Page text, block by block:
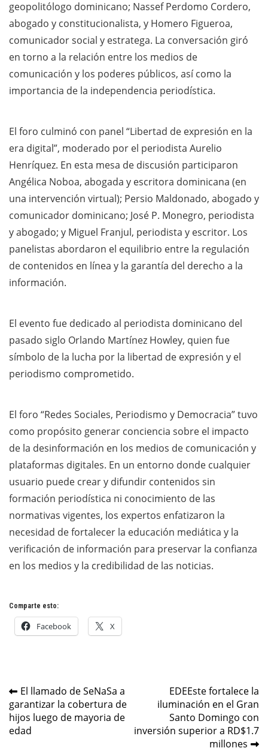
geopolitólogo dominicano; Nassef Perdomo Cordero,
abogado y constitucionalista, y Homero Figueroa,
comunicador social y estratega. La conversación giró
en torno a la relación entre los medios de
comunicación y los poderes públicos, así como la
importancia de la independencia periodística.
El foro culminó con panel “Libertad de expresión en la
era digital”, moderado por el periodista Aurelio
Henríquez. En esta mesa de discusión participaron
Angélica Noboa, abogada y escritora dominicana (en
una intervención virtual); Persio Maldonado, abogado y
comunicador dominicano; José P. Monegro, periodista
y abogado; y Miguel Franjul, periodista y escritor. Los
panelistas abordaron el equilibrio entre la regulación
de contenidos en línea y la garantía del derecho a la
información.
El evento fue dedicado al periodista dominicano del
pasado siglo Orlando Martínez Howley, quien fue
símbolo de la lucha por la libertad de expresión y el
periodismo comprometido.
El foro “Redes Sociales, Periodismo y Democracia” tuvo
como propósito generar conciencia sobre el impacto
de la desinformación en los medios de comunicación y
plataformas digitales. En un entorno donde cualquier
usuario puede crear y difundir contenidos sin
formación periodística ni conocimiento de las
normativas vigentes, los expertos enfatizaron la
necesidad de fortalecer la educación mediática y la
verificación de información para preservar la confianza
en los medios y la credibilidad de las noticias.
Comparte esto:
Facebook X
Navegación
de
entradas
El llamado de SeNaSa a
garantizar la cobertura de
hijos luego de mayoria de
edad
EDEEste fortalece la
iluminación en el Gran
Santo Domingo con
inversión superior a RD$1.7
millones